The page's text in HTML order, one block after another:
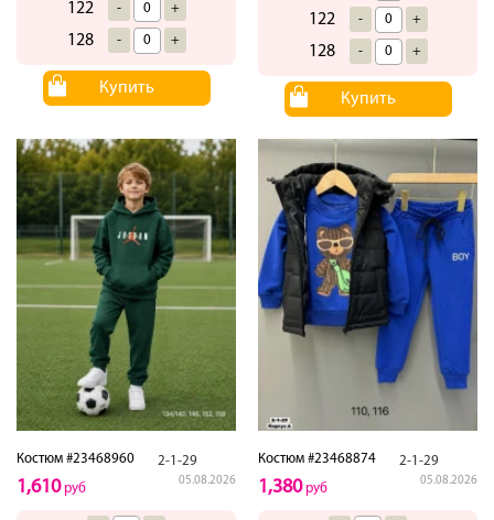
122 - +
128 - +
Купить
122 - +
128 - +
Купить
Костюм #23468960 2-1-29
05.08.2026
1,610руб
Костюм #23468874 2-1-29
05.08.2026
1,380руб